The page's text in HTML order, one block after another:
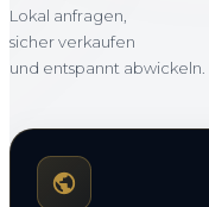
Lokal anfragen,
sicher verkaufen
und entspannt abwickeln.